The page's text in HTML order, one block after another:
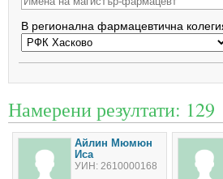
В регионална фармацевтична
Намерени резултати: 129
Айлин Мюмюн
Иса
УИН: 2610000168